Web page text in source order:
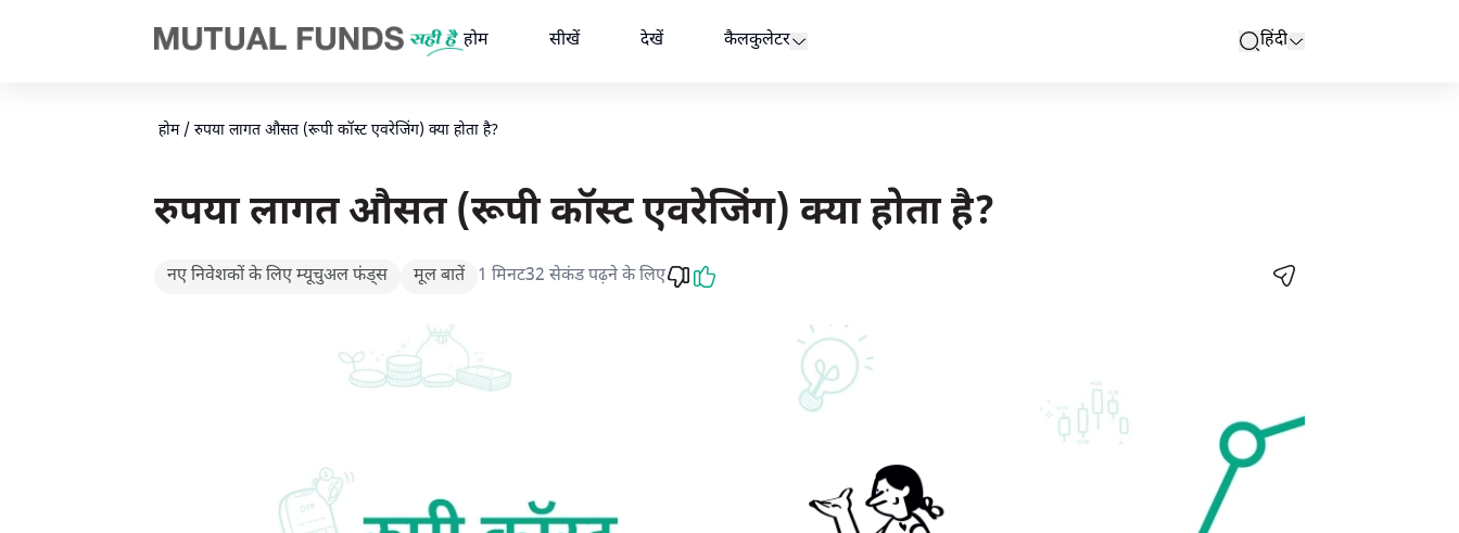
होम
सीखें देखें कैलकुलेटर search
हिंदी
होम / रुपया लागत औसत (रूपी कॉस्ट एवरेजिंग) क्या होता है?
रुपया लागत औसत (रूपी कॉस्ट एवरेजिंग) क्या होता है?
नए निवेशकों के लिए म्यूचुअल फंड्स मूल बातें 1 मिनट32 सेकंड पढ़ने के लिए